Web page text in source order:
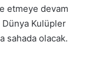
etmeye devam
Kulüpler
sahada olacak.